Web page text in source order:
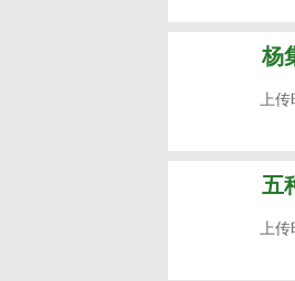
杨
上
五
上